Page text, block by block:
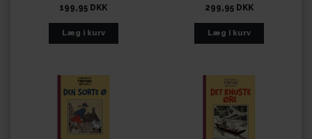
hyldest til et videnskabeligt
199,95 DKK
fundamentalistisk
299,95 DKK